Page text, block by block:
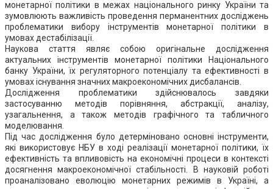
монетарної політики в межах національного ринку України та
зумовлюють важливість проведення перманентних досліджень
проблематики вибору інструментів монетарної політики в
умовах дестабілізації.
Наукова стаття являє собою оригінальне дослідження
актуальних інструментів монетарної політики Національного
банку України, їх регуляторного потенціалу та ефективності в
умовах існування значних макроекономічних дисбалансів.
Дослідження проблематики здійснювалось завдяки
застосуванню методів порівняння, абстракції, аналізу,
узагальнення, а також методів графічного та табличного
моделювання.
Під час дослідження було детерміновано основні інструменти,
які використовує НБУ в ході реалізації монетарної політики, їх
ефективність та впливовість на економічні процеси в контексті
досягнення макроекономічної стабільності. В науковій роботі
проаналізовано еволюцію монетарних режимів в Україні, а